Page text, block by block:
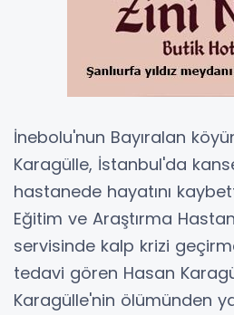
İnebolu'nun Bayıralan
Karagülle, İstanbul'da
hastanede hayatını
Eğitim ve Araştırma
servisinde kalp krizi
tedavi gören Hasan
Karagülle'nin ölümünden